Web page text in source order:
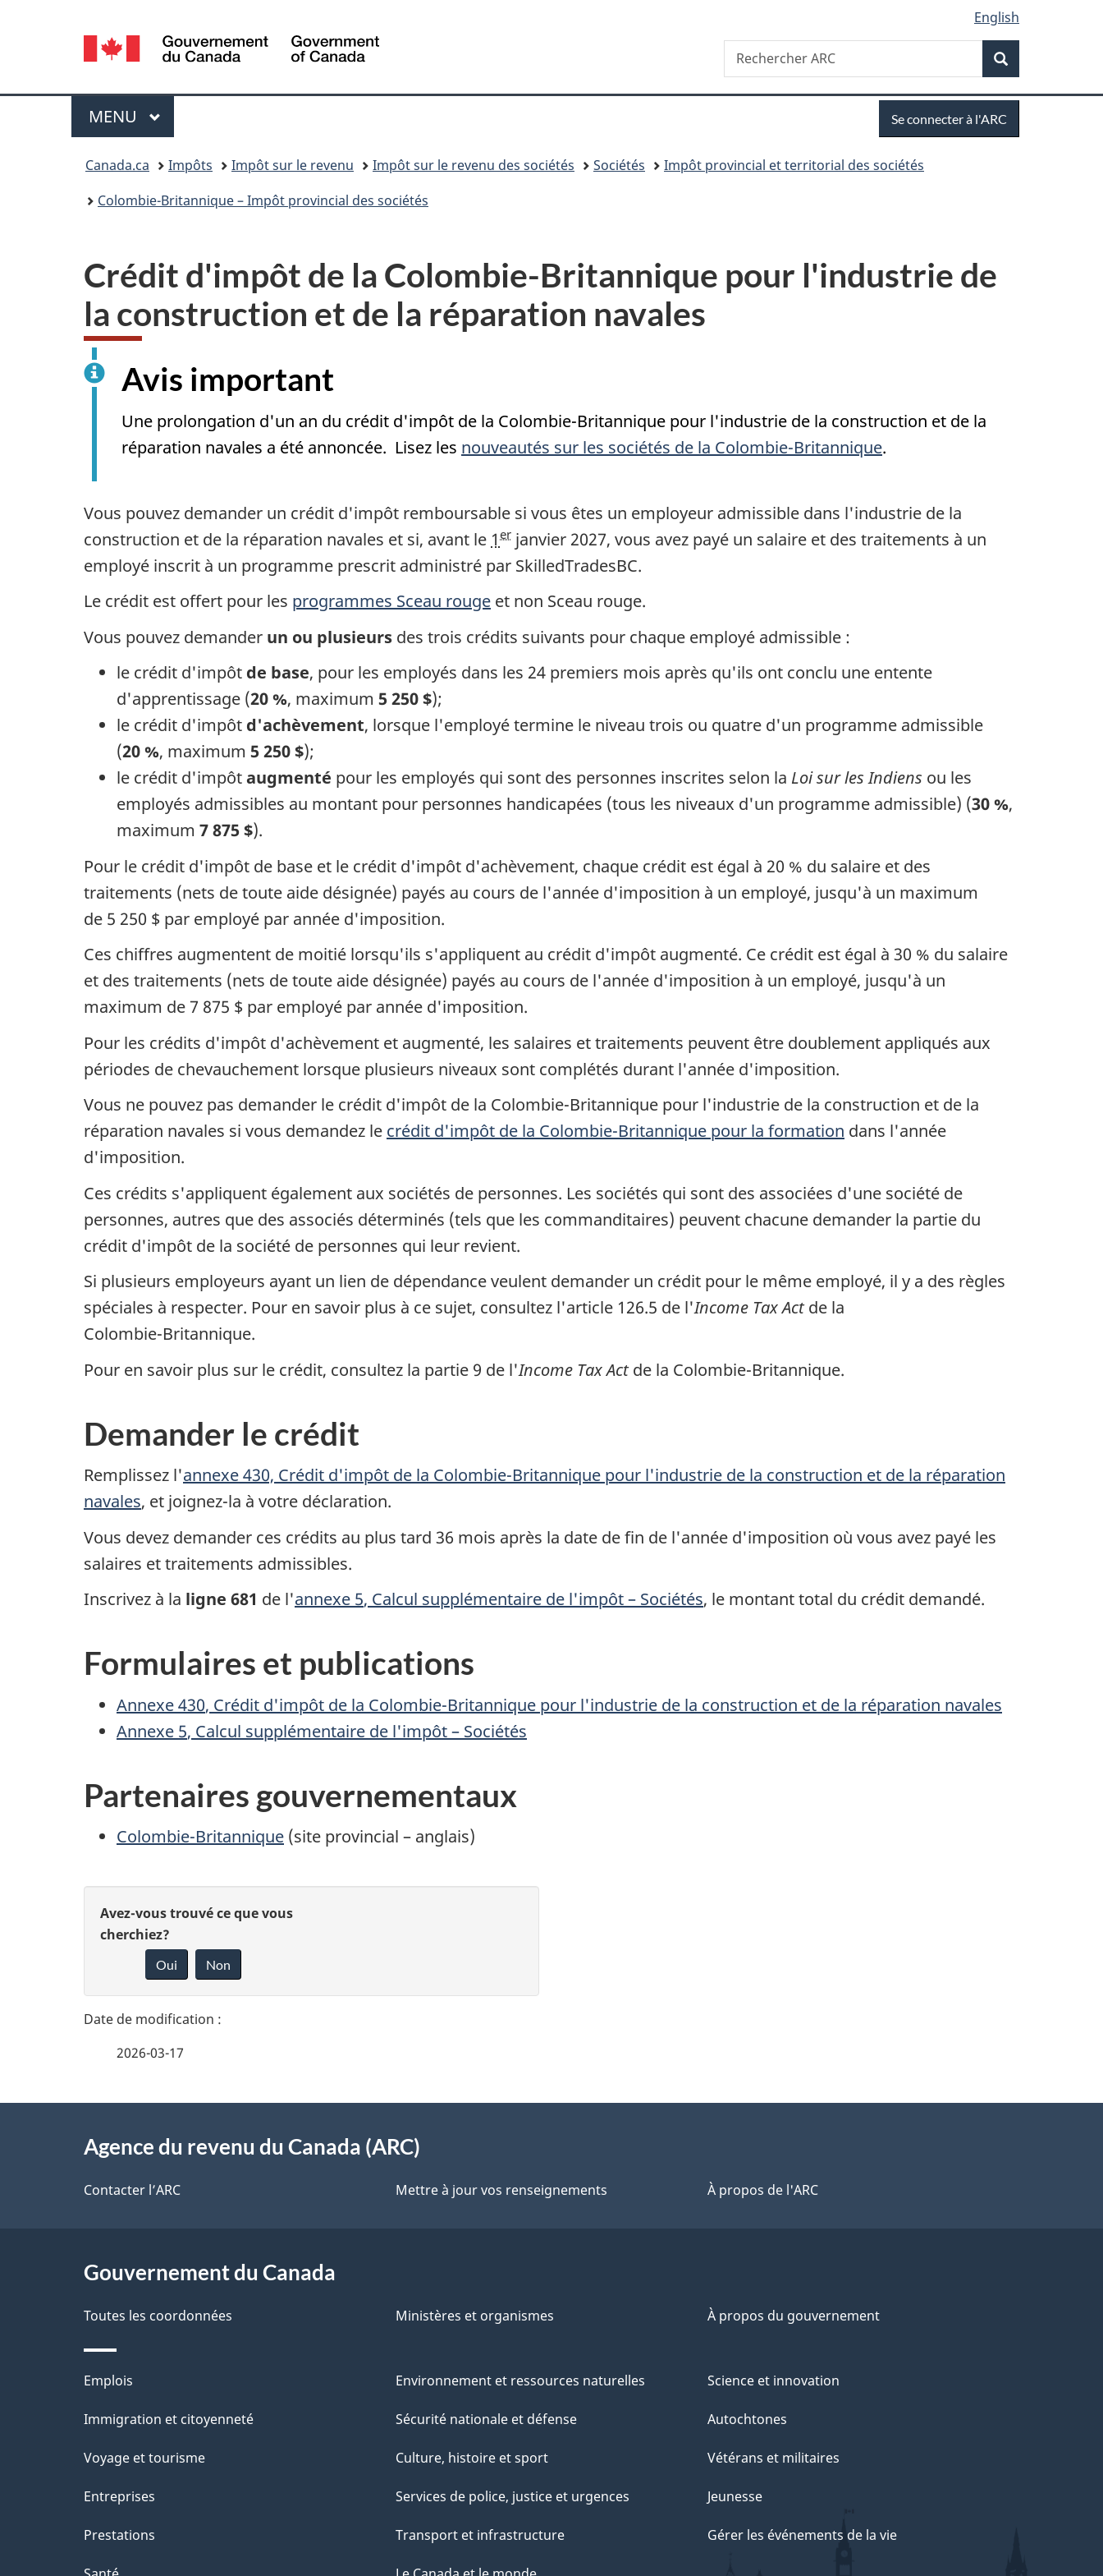
sujet
HTML
Sélection
de
la
langue
English
Canada
Recherche
Rechercher
ARC
Menu
MENU PRINCIPAL
connecter
Se connecter à l'ARC
Canada.ca Impôts Impôt sur le revenu Impôt sur le revenu des sociétés Sociétés
Impôt provincial et territorial des sociétés
Colombie-Britannique – Impôt provincial des sociétés
Crédit d'impôt de la Colombie-Britannique pour l'industrie de
la construction et de la réparation navales
Avis important
Une prolongation d'un an du crédit d'impôt de la Colombie-Britannique pour l'industrie de la construction et de la
réparation navales a été annoncée. Lisez les nouveautés sur les sociétés de la Colombie-Britannique.
Vous pouvez demander un crédit d'impôt remboursable si vous êtes un employeur admissible dans l'industrie de la
construction et de la réparation navales et si, avant le 1 er janvier 2027, vous avez payé un salaire et des traitements à un
employé inscrit à un programme prescrit administré par SkilledTradesBC.
Le crédit est offert pour les programmes Sceau rouge et non Sceau rouge.
Vous pouvez demander un ou plusieurs des trois crédits suivants pour chaque employé admissible :
le crédit d'impôt de base, pour les employés dans les 24 premiers mois après qu'ils ont conclu une entente
d'apprentissage (20 %, maximum 5 250 $);
le crédit d'impôt d'achèvement, lorsque l'employé termine le niveau trois ou quatre d'un programme admissible
(20 %, maximum 5 250 $);
le crédit d'impôtaugmenté pour les employés qui sont des personnes inscrites selon la Loi sur les Indiens ou les
employés admissibles au montant pour personnes handicapées (tous les niveaux d'un programme admissible) (30 %,
maximum 7 875 $).
Pour le crédit d'impôt de base et le crédit d'impôt d'achèvement, chaque crédit est égal à 20 % du salaire et des
traitements (nets de toute aide désignée) payés au cours de l'année d'imposition à un employé, jusqu'à un maximum
de 5 250 $ par employé par année d'imposition.
Ces chiffres augmentent de moitié lorsqu'ils s'appliquent au crédit d'impôt augmenté. Ce crédit est égal à 30 % du salaire
et des traitements (nets de toute aide désignée) payés au cours de l'année d'imposition à un employé, jusqu'à un
maximum de 7 875 $ par employé par année d'imposition.
Pour les crédits d'impôt d'achèvement et augmenté, les salaires et traitements peuvent être doublement appliqués aux
périodes de chevauchement lorsque plusieurs niveaux sont complétés durant l'année d'imposition.
Vous ne pouvez pas demander le crédit d'impôt de la Colombie-Britannique pour l'industrie de la construction et de la
réparation navales si vous demandez le crédit d'impôt de la Colombie-Britannique pour la formation dans l'année
d'imposition.
Ces crédits s'appliquent également aux sociétés de personnes. Les sociétés qui sont des associées d'une société de
personnes, autres que des associés déterminés (tels que les commanditaires) peuvent chacune demander la partie du
crédit d'impôt de la société de personnes qui leur revient.
Si plusieurs employeurs ayant un lien de dépendance veulent demander un crédit pour le même employé, il y a des règles
spéciales à respecter. Pour en savoir plus à ce sujet, consultez l'article 126.5 de l'Income Tax Actde la
Colombie-Britannique.
Pour en savoir plus sur le crédit, consultez la partie 9 de l'Income Tax Actde la Colombie-Britannique.
Demander le crédit
Remplissez l'annexe 430, Crédit d'impôt de la Colombie-Britannique pour l'industrie de la construction et de la réparation
navales, et joignez-la à votre déclaration.
Vous devez demander ces crédits au plus tard 36 mois après la date de fin de l'année d'imposition où vous avez payé les
salaires et traitements admissibles.
Inscrivez à la ligne 681 de l'annexe 5, Calcul supplémentaire de l'impôt – Sociétés, le montant total du crédit demandé.
Formulaires et publications
Annexe 430, Crédit d'impôt de la Colombie-Britannique pour l'industrie de la construction et de la réparation navales
Annexe 5, Calcul supplémentaire de l'impôt – Sociétés
Partenaires gouvernementaux
Colombie-Britannique (site provincial – anglais)
D
é
a
l
s
d
a
p
a
g
e
D
n
v
o
r
o
a
c
t
i
Avez-vous trouvé ce que vous
cherchiez?
Oui Non
2026-03-17
proposAgence du revenu du Canada (ARC)
Contacter l’ARC Mettre à jour vos renseignements À propos de l'ARC
Gouvernement du Canada
Toutes les coordonnées Ministères et organismes À propos du gouvernement
Thèmes
et
Emplois
Immigration et citoyenneté
Voyage et tourisme
Entreprises
Prestations
Environnement et ressources naturelles
Sécurité nationale et défense
Culture, histoire et sport
Services de police, justice et urgences
Transport et infrastructure
Science et innovation
Autochtones
Vétérans et militaires
Jeunesse
Gérer les événements de la vie